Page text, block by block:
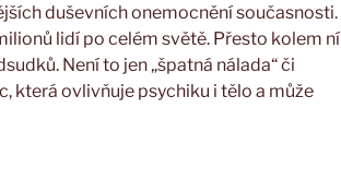
duševních onemocnění současnosti.
lidí po celém světě. Přesto kolem ní
Není to jen „špatná nálada“ či
která ovlivňuje psychiku i tělo a může